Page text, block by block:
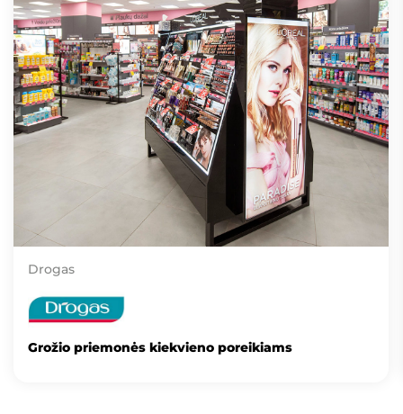
Drogas
Grožio priemonės kiekvieno poreikiams